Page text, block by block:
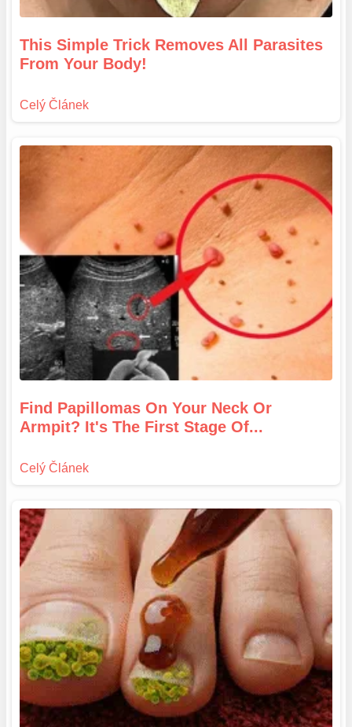
This Simple Trick Removes All Parasites
From Your Body!
Find Papillomas On Your Neck Or
Armpit? It's The First Stage Of...